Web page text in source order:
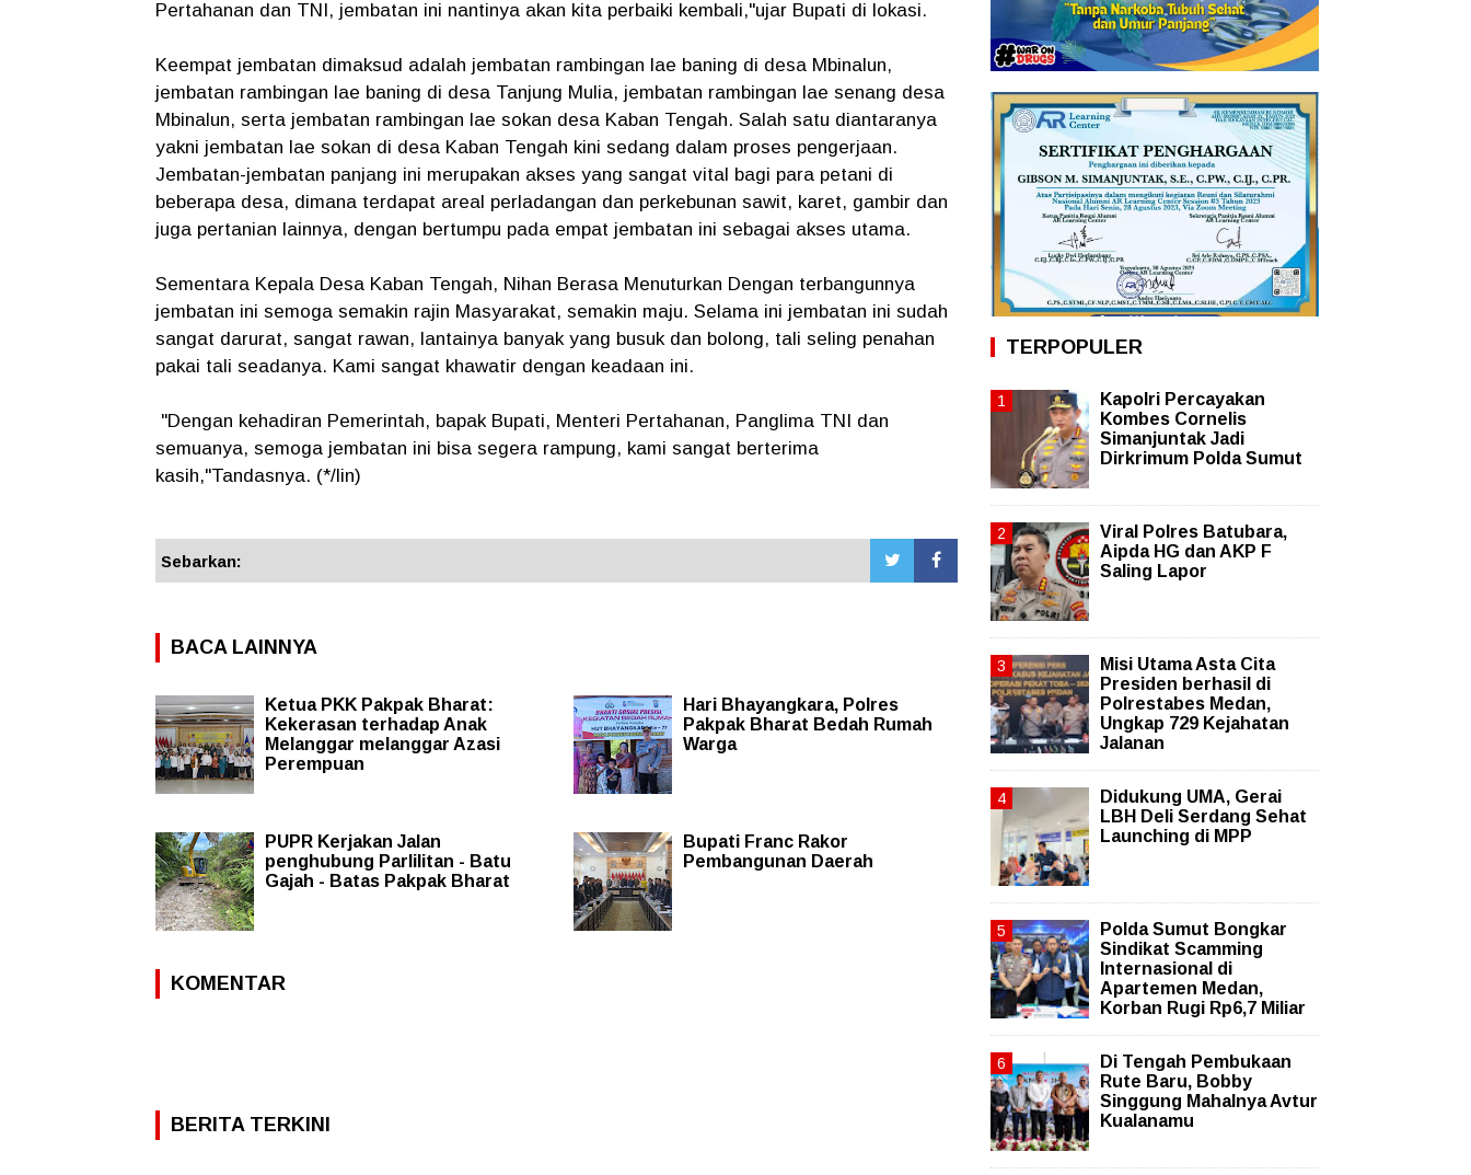
Pertahanan dan TNI, jembatan ini nantinya akan kita perbaiki kembali,"ujar Bupati di lokasi.
Keempat jembatan dimaksud adalah jembatan rambingan lae baning di desa Mbinalun,
jembatan rambingan lae baning di desa Tanjung Mulia, jembatan rambingan lae senang desa
Mbinalun, serta jembatan rambingan lae sokan desa Kaban Tengah. Salah satu diantaranya
yakni jembatan lae sokan di desa Kaban Tengah kini sedang dalam proses pengerjaan.
Jembatan-jembatan panjang ini merupakan akses yang sangat vital bagi para petani di
beberapa desa, dimana terdapat areal perladangan dan perkebunan sawit, karet, gambir dan
juga pertanian lainnya, dengan bertumpu pada empat jembatan ini sebagai akses utama.
Sementara Kepala Desa Kaban Tengah, Nihan Berasa Menuturkan Dengan terbangunnya
jembatan ini semoga semakin rajin Masyarakat, semakin maju. Selama ini jembatan ini sudah
sangat darurat, sangat rawan, lantainya banyak yang busuk dan bolong, tali seling penahan
pakai tali seadanya. Kami sangat khawatir dengan keadaan ini.
"Dengan kehadiran Pemerintah, bapak Bupati, Menteri Pertahanan, Panglima TNI dan
semuanya, semoga jembatan ini bisa segera rampung, kami sangat berterima
kasih,"Tandasnya. (*/lin)
Sebarkan:
BACA LAINNYA
Ketua PKK Pakpak Bharat:
Kekerasan terhadap Anak
Melanggar melanggar Azasi
Perempuan
Hari Bhayangkara, Polres
Pakpak Bharat Bedah Rumah
Warga
PUPR Kerjakan Jalan
penghubung Parlilitan - Batu
Gajah - Batas Pakpak Bharat
Bupati Franc Rakor
Pembangunan Daerah
KOMENTAR
BERITA TERKINI
TERPOPULER
Kapolri Percayakan
Kombes Cornelis
Simanjuntak Jadi
Dirkrimum Polda Sumut
Viral Polres Batubara,
Aipda HG dan AKP F
Saling Lapor
Misi Utama Asta Cita
Presiden berhasil di
Polrestabes Medan,
Ungkap 729 Kejahatan
Jalanan
Didukung UMA, Gerai
LBH Deli Serdang Sehat
Launching di MPP
Polda Sumut Bongkar
Sindikat Scamming
Internasional di
Apartemen Medan,
Korban Rugi Rp6,7 Miliar
Di Tengah Pembukaan
Rute Baru, Bobby
Singgung Mahalnya Avtur
Kualanamu